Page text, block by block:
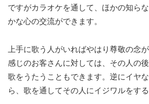
ですがカラオケを通して、ほかの知ら
かな心の交流ができます。
上手に歌う人がいればやはり尊敬の念
感じのお客さんに対しては、その人の
歌をうたうこともできます。逆にイヤ
ら、歌を通してその人にイジワルをす